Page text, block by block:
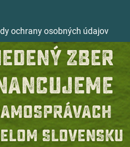
ochrany osobných údajov